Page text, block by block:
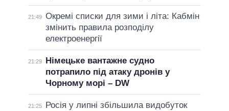
21:49 Окремі списки для зими і літа: Кабмін
змінить правила розподілу
електроенергії
21:29
Німецьке вантажне судно
потрапило під атаку дронів у
Чорному морі – DW
21:25
Росія у липні збільшила видобуток